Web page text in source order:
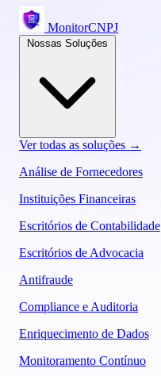
MonitorCNPJ
Ver todas as soluções →
Análise de Fornecedores
Instituições Financeiras
Escritórios de Contabilidade
Escritórios de Advocacia
Antifraude
Compliance e Auditoria
Enriquecimento de Dados
Monitoramento Contínuo